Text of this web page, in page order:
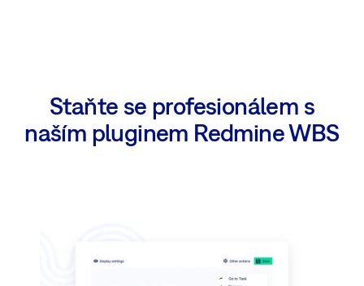
Staňte se profesionálem s
naším pluginem Redmine WBS